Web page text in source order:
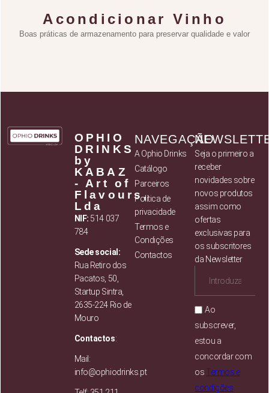
Acondicionar Vinho
Boas práticas de armazenamento para preservar qualidade e valor
OPHIO
DRINKS
by
KABAZ
- Art of
Flavours,
Lda
NIF: 514 037
784
Sede social:
Rua Retiro dos
Pacatos, 50,
Startup Sintra,
2635-224 Rio de
Mouro
Contactos:
Mail:
info@ophiodrinks.pt
NAVEGAÇÃO
A Ophio Drinks
Catálogo
Parceiros
Política de
privacidade
Termos e
Condições
Contactos
Seja o primeiro a
receber
novidades sobre
novos produtos
assim como
ofertas
exclusivas para
os subscritores
da Newsletter
Ao
subscrever,
estou a
concordar com
osTermos e
condições